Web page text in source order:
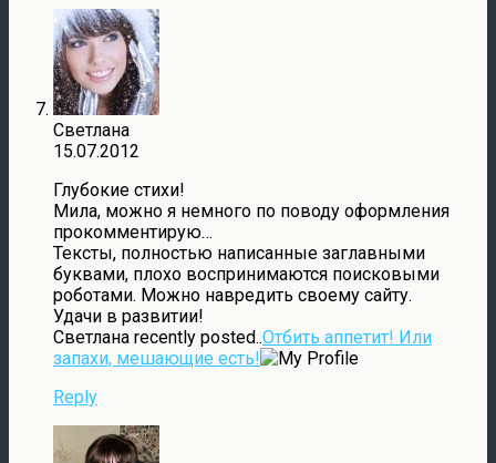
Светлана
15.07.2012
Глубокие стихи!
Мила, можно я немного по поводу оформления
прокомментирую…
Тексты, полностью написанные заглавными
буквами, плохо воспринимаются поисковыми
роботами. Можно навредить своему сайту.
Удачи в развитии!
Светлана recently posted..Отбить аппетит! Или
запахи, мешающие есть!
Reply